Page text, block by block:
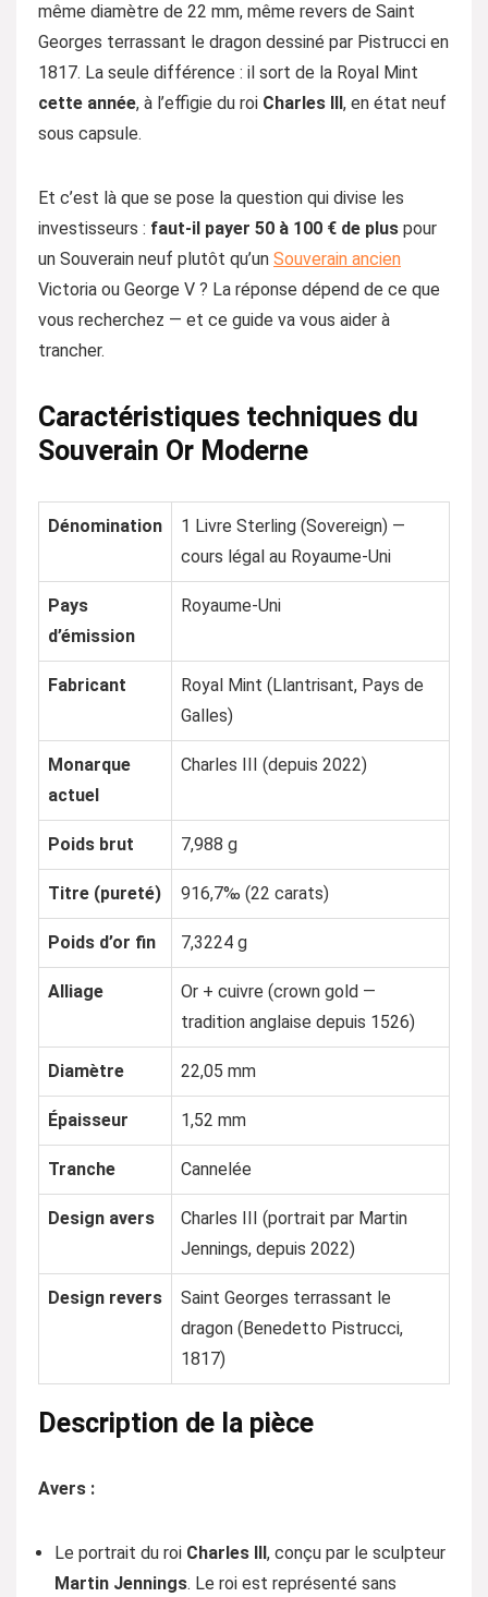
même diamètre de 22 mm, même revers de Saint
Georges terrassant le dragon dessiné par Pistrucci en
1817. La seule différence : il sort de la Royal Mint
cette année, à l’effigie du roi Charles III , en état neuf
sous capsule.
Et c’est là que se pose la question qui divise les
investisseurs : faut-il payer 50 à 100 € de plus pour
un Souverain neuf plutôt qu’un Souverain ancien
Victoria ou George V ? La réponse dépend de ce que
vous recherchez — et ce guide va vous aider à
trancher.
Caractéristiques techniques du
Souverain Or Moderne
Dénomination
1 Livre Sterling (Sovereign) —
cours légal au Royaume-Uni
Pays
d’émission
Royaume-Uni
Fabricant
Royal Mint (Llantrisant, Pays de
Galles)
Monarque
actuel
Charles III (depuis 2022)
Poids brut 7,988 g
Titre (pureté) 916,7‰ (22 carats)
Poids d’or fin 7,3224 g
Alliage
Or + cuivre (crown gold —
tradition anglaise depuis 1526)
Diamètre 22,05 mm
Épaisseur 1,52 mm
Tranche Cannelée
Design avers
Charles III (portrait par Martin
Jennings, depuis 2022)
Design revers
Saint Georges terrassant le
dragon (Benedetto Pistrucci,
1817)
Description de la pièce
Avers :
Le portrait du roi Charles III , conçu par le sculpteur
Martin Jennings. Le roi est représenté sans